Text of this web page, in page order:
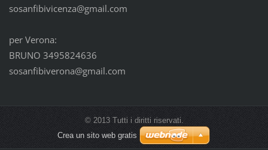
sosanfibivicenza@gmail.com
per Verona:
BRUNO 3495824636
sosanfibiverona@gmail.com
© 2013 Tutti i diritti riservati.
Crea un sito web gratis